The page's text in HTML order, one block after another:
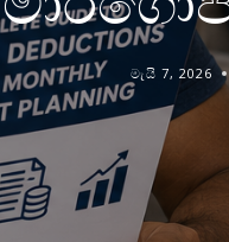
මැයි 7, 2026